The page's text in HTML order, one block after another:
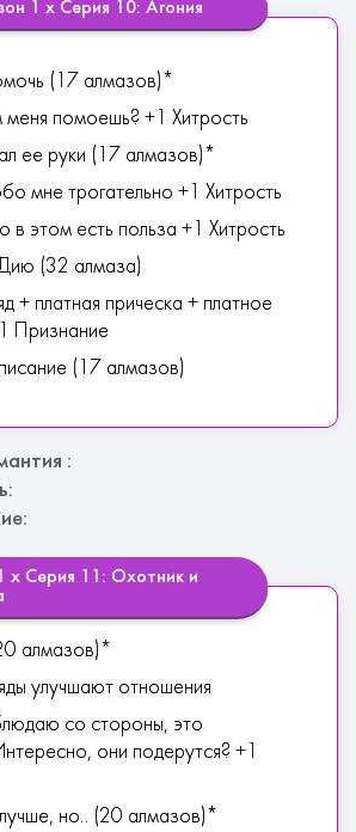
1 х Серия 10: Агония
(17 алмазов)*
меня помоешь? +1 Хитрость
ее руки (17 алмазов)*
мне трогательно +1 Хитрость
в этом есть польза +1 Хитрость
(32 алмаза)
+ платная прическа + платное
Признание
(17 алмазов)
:
х Серия 11: Охотник и
алмазов)*
улучшают отношения
со стороны, это
они подерутся? +1
но.. (20 алмазов)*